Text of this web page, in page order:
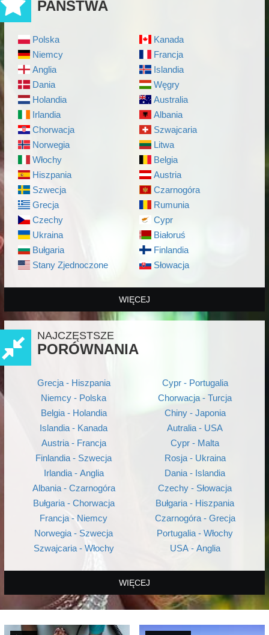
PAŃSTWA
Polska
Niemcy
Anglia
Dania
Holandia
Irlandia
Chorwacja
Norwegia
Włochy
Hiszpania
Szwecja
Grecja
Czechy
Ukraina
Bułgaria
Stany Zjednoczone
Kanada
Francja
Islandia
Węgry
Australia
Albania
Szwajcaria
Litwa
Belgia
Austria
Czarnogóra
Rumunia
Cypr
Białoruś
Finlandia
Słowacja
WIĘCEJ
NAJCZĘSTSZE
PORÓWNANIA
Grecja - Hiszpania
Niemcy - Polska
Belgia - Holandia
Islandia - Kanada
Austria - Francja
Finlandia - Szwecja
Irlandia - Anglia
Albania - Czarnogóra
Bułgaria - Chorwacja
Francja - Niemcy
Norwegia - Szwecja
Szwajcaria - Włochy
Cypr - Portugalia
Chorwacja - Turcja
Chiny - Japonia
Autralia - USA
Cypr - Malta
Rosja - Ukraina
Dania - Islandia
Czechy - Słowacja
Bułgaria - Hiszpania
Czarnogóra - Grecja
Portugalia - Włochy
USA - Anglia
WIĘCEJ